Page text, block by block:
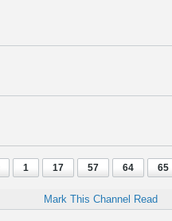
1 17 57 64 65
Mark This Channel Read